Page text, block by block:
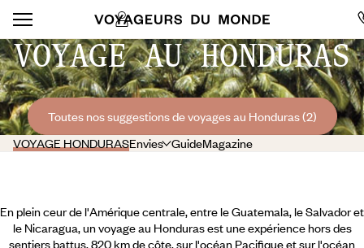
VOYAGE AU HONDURAS
Toutes nos suggestions de voyages au Honduras (2)
VOYAGE HONDURASEnvies GuideMagazine
En plein ceur de l'Amérique centrale, entre le Guatemala, le Salvador et
le Nicaragua, un voyage au Honduras est une expérience hors des
sentiers battus. 820 km de côte, sur l'océan Pacifique et sur l'océan